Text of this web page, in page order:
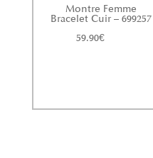
Montre Femme
Bracelet Cuir – 699257
59.90€